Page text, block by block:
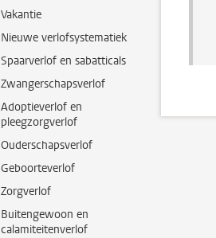
Vakantie
Nieuwe verlofsystematiek
Spaarverlof en sabatticals
Zwangerschapsverlof
Adoptieverlof en
pleegzorgverlof
Ouderschapsverlof
Geboorteverlof
Zorgverlof
Buitengewoon en
calamiteitenverlof